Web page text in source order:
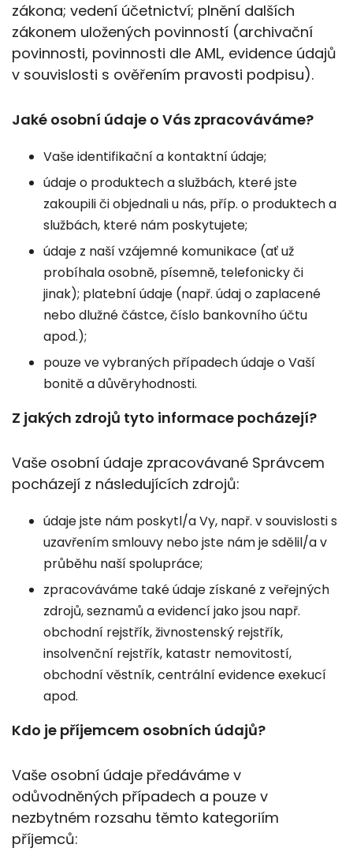
zákona; vedení účetnictví; plnění dalších
zákonem uložených povinností (archivační
povinnosti, povinnosti dle AML, evidence údajů
v souvislosti s ověřením pravosti podpisu).
Jaké osobní údaje o Vás zpracováváme?
Vaše identifikační a kontaktní údaje;
údaje o produktech a službách, které jste
zakoupili či objednali u nás, příp. o produktech a
službách, které nám poskytujete;
údaje z naší vzájemné komunikace (ať už
probíhala osobně, písemně, telefonicky či
jinak); platební údaje (např. údaj o zaplacené
nebo dlužné částce, číslo bankovního účtu
apod.);
pouze ve vybraných případech údaje o Vaší
bonitě a důvěryhodnosti.
Z jakých zdrojů tyto informace pocházejí?
Vaše osobní údaje zpracovávané Správcem
pocházejí z následujících zdrojů:
údaje jste nám poskytl/a Vy, např. v souvislosti s
uzavřením smlouvy nebo jste nám je sdělil/a v
průběhu naší spolupráce;
zpracováváme také údaje získané z veřejných
zdrojů, seznamů a evidencí jako jsou např.
obchodní rejstřík, živnostenský rejstřík,
insolvenční rejstřík, katastr nemovitostí,
obchodní věstník, centrální evidence exekucí
apod.
Kdo je příjemcem osobních údajů?
Vaše osobní údaje předáváme v
odůvodněných případech a pouze v
nezbytném rozsahu těmto kategoriím
příjemců: